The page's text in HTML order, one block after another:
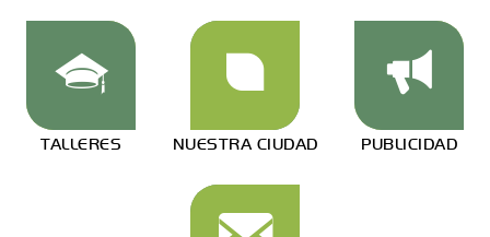
TALLERES NUESTRA CIUDAD PUBLICIDAD